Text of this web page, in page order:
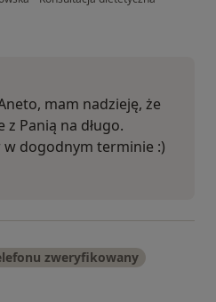
mam nadzieję, że
Panią na długo.
dogodnym terminie :)
zweryfikowany